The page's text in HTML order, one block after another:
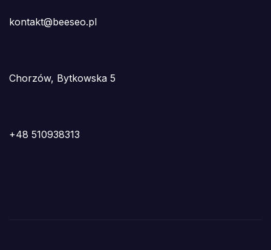
kontakt@beeseo.pl
Chorzów, Bytkowska 5
+48 510938313